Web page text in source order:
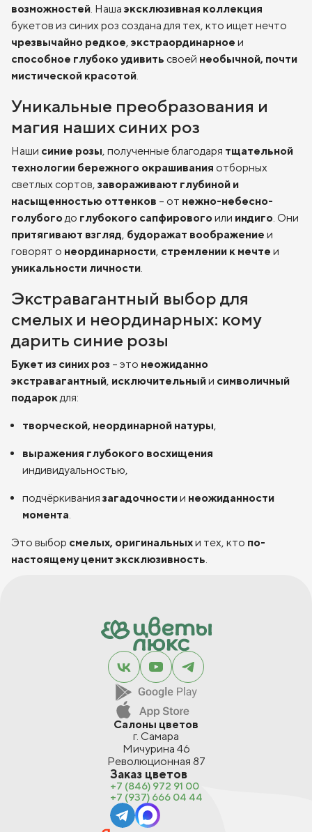
возможностей. Наша эксклюзивная коллекция
букетов из синих роз создана для тех, кто ищет нечто
чрезвычайно редкое, экстраординарное и
способное глубоко удивить своей необычной, почти
мистической красотой.
Уникальные преобразования и
магия наших синих роз
Наши синие розы, полученные благодаря тщательной
технологии бережного окрашивания отборных
светлых сортов, завораживают глубиной и
насыщенностью оттенков – от нежно-небесно-
голубогодо глубокого сапфирового или индиго. Они
притягивают взгляд, будоражат воображение и
говорят о неординарности, стремлении к мечте и
уникальности личности.
Экстравагантный выбор для
смелых и неординарных: кому
дарить синие розы
Букет из синих роз – это неожиданно
экстравагантный, исключительныйи символичный
подарокдля:
творческой, неординарной натуры,
выражения глубокого восхищения
индивидуальностью,
подчёркивания загадочностии неожиданности
момента.
Это выбор смелых, оригинальныхи тех, кто по-
настоящему ценит эксклюзивность.
Салоны цветов
г. Самара
Мичурина 46
Революционная 87
Заказ цветов
+7 (846) 972 91 00
+7 (937) 666 04 44